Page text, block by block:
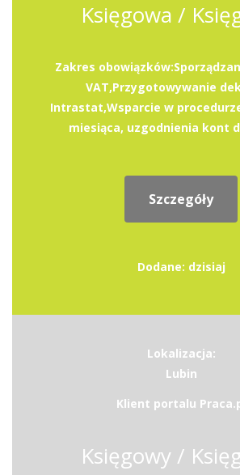
Księgowa /
Zakres
VAT,Przygotowywanie
Intrastat,Wsparcie w
miesiąca, uzgodnienia kont
Szczegóły
Dodane: dzisiaj
Lokalizacja:
Lubin
Klient portalu
Księgowy /